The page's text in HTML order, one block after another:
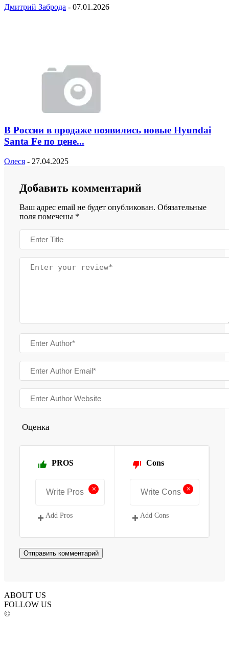
Дмитрий Заброда - 07.01.2026
В России в продаже появились новые Hyundai
Santa Fe по цене...
Олеся - 27.04.2025
Добавить комментарий
Ваш адрес email не будет опубликован. Обязательные
поля помечены *
Оценка
PROS
+
Add Pros
Cons
+
Add Cons
ABOUT US
FOLLOW US
©